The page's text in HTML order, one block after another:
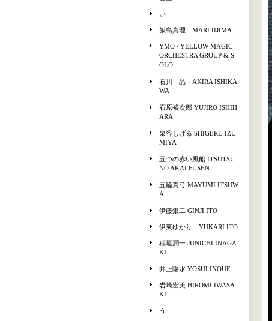
い
飯島真理 MARI IIJIMA
YMO / YELLOW MAGIC
ORCHESTRA GROUP & S
OLO
石川 晶 AKIRA ISHIKA
WA
石原裕次郎 YUJIRO ISHIH
ARA
泉谷しげる SHIGERU IZU
MIYA
五つの赤い風船 ITSUTSU
NO AKAI FUSEN
五輪真弓 MAYUMI ITSUW
A
伊藤銀二 GINJI ITO
伊東ゆかり YUKARI ITO
稲垣潤一 JUNICHI INAGA
KI
井上陽水 YOSUI INOUE
岩崎宏美 HIROMI IWASA
KI
う